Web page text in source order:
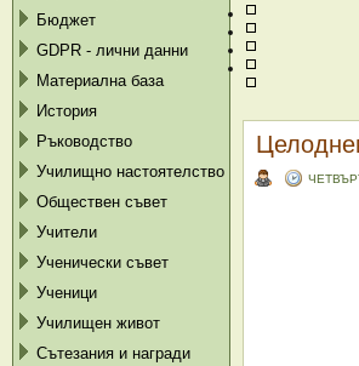
Бюджет
GDPR - лични данни
Материална база
История
Ръководство
Училищно настоятелство
Обществен съвет
Учители
Ученически съвет
Ученици
Училищен живот
Сътезания и награди